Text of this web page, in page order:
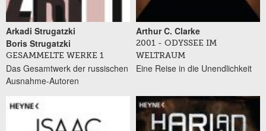
Arkadi Strugatzki
Boris Strugatzki
GESAMMELTE WERKE 1
Das Gesamtwerk der russischen
Ausnahme-Autoren
Arthur C. Clarke
2001 - ODYSSEE IM
WELTRAUM
Eine Reise in die Unendlichkeit